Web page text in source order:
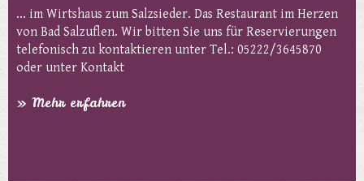
... im Wirtshaus zum Salzsieder. Das Restaurant im Herzen
von Bad Salzuflen. Wir bitten Sie uns für Reservierungen
telefonisch zu kontaktieren unter Tel.: 05222/3645870
oder unter Kontakt
» Mehr erfahren